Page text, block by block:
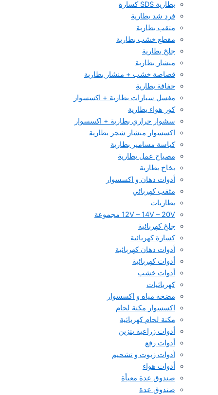
بطارية SDS كسارة
فرد شد بطارية
مثقب بطارية
مقطع خشب بطارية
جلخ بطارية
منشار بطارية
قصاصة خشب + منشار بطارية
حفافة بطارية
مغسل سيارات بطارية + اكسسوار
كور هواء بطارية
سشوار حراري بطارية + اكسسوار
اكسسوار منشار شجر بطارية
كباسة مسامير بطارية
مصباح عمل بطارية
بخاخ بطارية
أدوات دهان و اكسسوار
مثقب كهربائي
بطاريات
12V – 14V – 20V مجموعة
جلخ كهربائية
كسارة كهربائية
أدوات دهان كهربائية
أدوات كهربائية
أدوات خشب
كهربائيات
مضخة مياه و اكسسوار
اكسسوار مكنة لحام
مكنة لحام كهربائية
أدوات زراعية بنزين
أدوات رفع
أدوات زيوت و تشحيم
أدوات هواء
صندوق عدة معبأة
صندوق عدة